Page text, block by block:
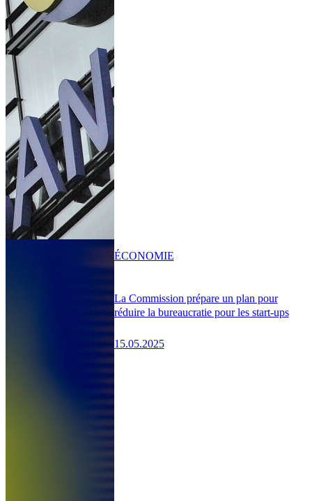
La Commission prépare un plan pour
réduire la bureaucratie pour les start-ups
15.05.2025
ÉCONOMIE